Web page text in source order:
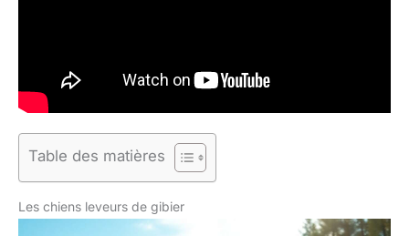
Table des matières
Les chiens leveurs de gibier